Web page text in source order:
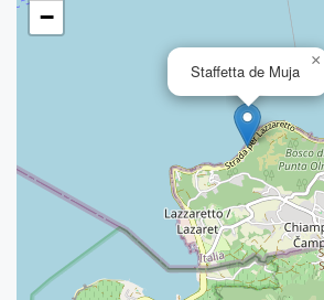
Staffetta de Muja
×
−